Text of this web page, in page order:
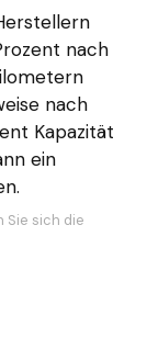
nach
nach
Kapazität
ein
Sie sich die